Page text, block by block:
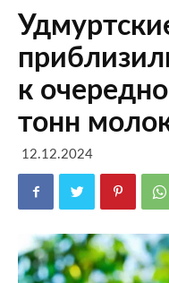
к
тонн
12.12.2024